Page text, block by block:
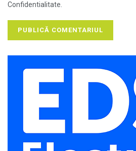
Confidentialitate.